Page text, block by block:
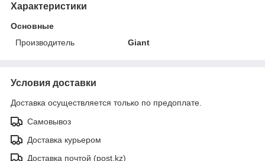
Характеристики
Основные
Производитель
Giant
Условия доставки
Доставка осуществляется только по предоплате.
Самовывоз
Доставка курьером
Доставка почтой (post.kz)